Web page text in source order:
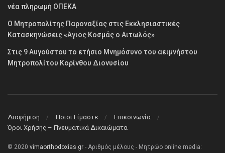
νέα πληρωμή ΟΠΕΚΑ
Ο Μητροπολίτης Παροναξίας στις Εκκλησιαστικές
Κατασκηνώσεις «Άγιος Κοσμάς ο Αιτωλός»
Στις 9 Αυγούστου το ετήσιο Μνημόσυνο του αειμνήστου
Μητροπολίτου Κορίνθου Διονυσίου
Διαφήμιση Ποιοι Είμαστε
Επικοινωνία
Όροι Χρήσης – Πνευματικά Δικαιώματα
© 2020 vimaorthodoxias.gr - Αριθμός μέλους - Μητρώο online media: